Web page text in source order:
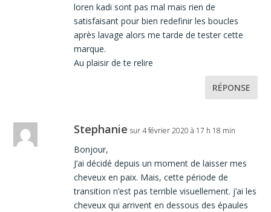
loren kadi sont pas mal mais rien de
satisfaisant pour bien redefinir les boucles
après lavage alors me tarde de tester cette
marque.
Au plaisir de te relire
RÉPONSE
Stephanie sur 4 février 2020 à 17 h 18 min
Bonjour,
J’ai décidé depuis un moment de laisser mes
cheveux en paix. Mais, cette période de
transition n’est pas terrible visuellement. j’ai les
cheveux qui arrivent en dessous des épaules